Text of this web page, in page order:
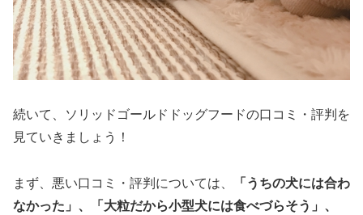
続いて、ソリッドゴールドドッグフードの口コミ・評判を
見ていきましょう！
まず、悪い口コミ・評判については、
「うちの犬には合わ
なかった」、「大粒だから小型犬には食べづらそう」、